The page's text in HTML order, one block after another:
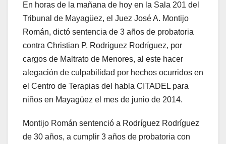
En horas de la mañana de hoy en la Sala 201 del
Tribunal de Mayagüez, el Juez José A. Montijo
Román, dictó sentencia de 3 años de probatoria
contra Christian P. Rodriguez Rodríguez, por
cargos de Maltrato de Menores, al este hacer
alegación de culpabilidad por hechos ocurridos en
el Centro de Terapias del habla CITADEL para
niños en Mayagüez el mes de junio de 2014.
Montijo Román sentenció a Rodríguez Rodríguez
de 30 años, a cumplir 3 años de probatoria con